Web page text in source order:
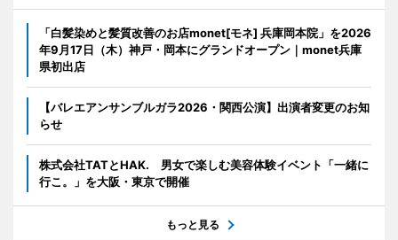
「白髪染めと髪質改善のお店monet[モネ] 兵庫岡本院」を2026
年9月17日（木）神戸・岡本にグランドオープン｜monet兵庫
県初出店
【バレエアンサンブルガラ2026・関西公演】出演者変更のお知
らせ
株式会社TATとHAK. 男女で楽しむ美容体験イベント「一緒に
行こ。」を大阪・東京で開催
もっと見る